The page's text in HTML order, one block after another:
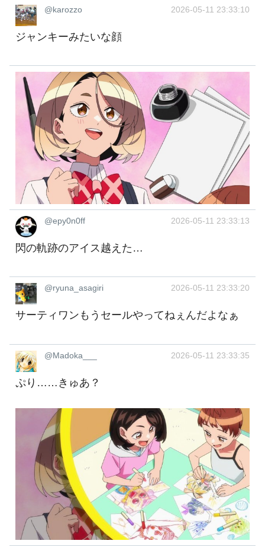
@karozzo 2026-05-11 23:33:10
ジャンキーみたいな顔
@epy0n0ff 2026-05-11 23:33:13
閃の軌跡のアイス越えた…
@ryuna_asagiri 2026-05-11 23:33:20
サーティワンもうセールやってねぇんだよなぁ
@Madoka___ 2026-05-11 23:33:35
ぷり……きゅあ？